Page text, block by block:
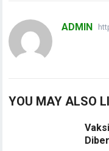
ADMIN
YOU MAY ALSO